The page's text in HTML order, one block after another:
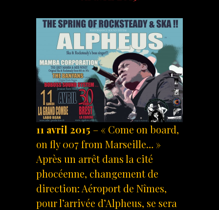
11 avril 2015 – « Come on board,
on fly 007 from Marseille… »
Après un arrêt dans la cité
phocéenne, changement de
direction: Aéroport de Nîmes,
pour l’arrivée d’Alpheus, se sera